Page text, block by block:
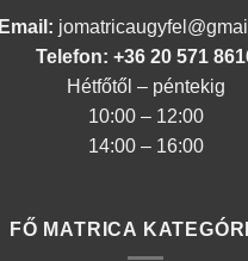
Email:
Telefon: +36 20 571
Hétfőtől – péntekig
10:00 – 12:00
14:00 – 16:00
FŐ MATRICA